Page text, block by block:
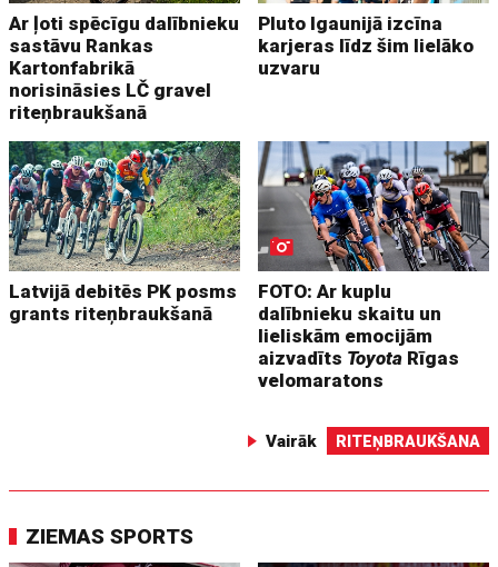
Ar ļoti spēcīgu dalībnieku
sastāvu Rankas
Kartonfabrikā
norisināsies LČ gravel
riteņbraukšanā
Pluto Igaunijā izcīna
karjeras līdz šim lielāko
uzvaru
Latvijā debitēs PK posms
grants riteņbraukšanā
FOTO: Ar kuplu
dalībnieku skaitu un
lieliskām emocijām
aizvadīts Toyota Rīgas
velomaratons
Vairāk RITEŅBRAUKŠANA
ZIEMAS SPORTS